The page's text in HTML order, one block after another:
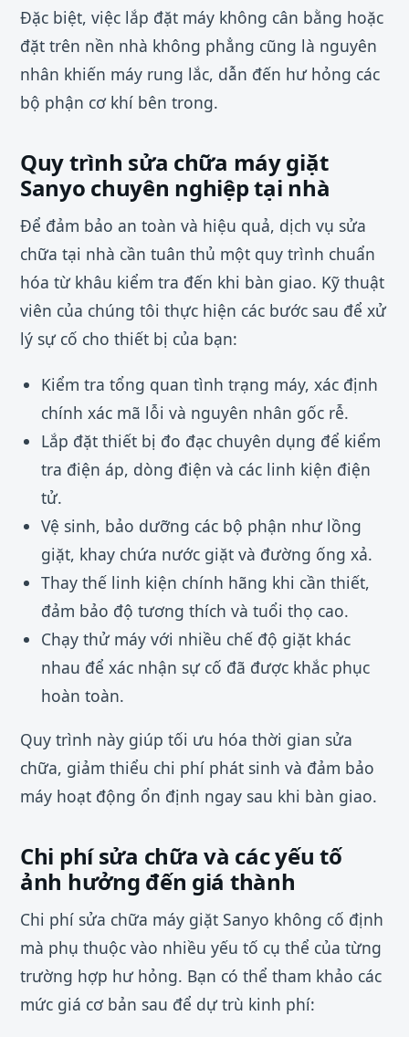
Đặc biệt, việc lắp đặt máy không cân bằng hoặc
đặt trên nền nhà không phẳng cũng là nguyên
nhân khiến máy rung lắc, dẫn đến hư hỏng các
bộ phận cơ khí bên trong.
Quy trình sửa chữa máy giặt
Sanyo chuyên nghiệp tại nhà
Để đảm bảo an toàn và hiệu quả, dịch vụ sửa
chữa tại nhà cần tuân thủ một quy trình chuẩn
hóa từ khâu kiểm tra đến khi bàn giao. Kỹ thuật
viên của chúng tôi thực hiện các bước sau để xử
lý sự cố cho thiết bị của bạn:
Kiểm tra tổng quan tình trạng máy, xác định
chính xác mã lỗi và nguyên nhân gốc rễ.
Lắp đặt thiết bị đo đạc chuyên dụng để kiểm
tra điện áp, dòng điện và các linh kiện điện
tử.
Vệ sinh, bảo dưỡng các bộ phận như lồng
giặt, khay chứa nước giặt và đường ống xả.
Thay thế linh kiện chính hãng khi cần thiết,
đảm bảo độ tương thích và tuổi thọ cao.
Chạy thử máy với nhiều chế độ giặt khác
nhau để xác nhận sự cố đã được khắc phục
hoàn toàn.
Quy trình này giúp tối ưu hóa thời gian sửa
chữa, giảm thiểu chi phí phát sinh và đảm bảo
máy hoạt động ổn định ngay sau khi bàn giao.
Chi phí sửa chữa và các yếu tố
ảnh hưởng đến giá thành
Chi phí sửa chữa máy giặt Sanyo không cố định
mà phụ thuộc vào nhiều yếu tố cụ thể của từng
trường hợp hư hỏng. Bạn có thể tham khảo các
mức giá cơ bản sau để dự trù kinh phí: